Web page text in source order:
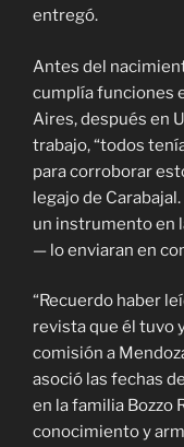
entregó.
Antes del
cumplía funciones
Aires, después en
trabajo, “todos
para corroborar
legajo de
un instrumento en
— lo enviaran en
“Recuerdo haber
revista que él tuvo
comisión a
asoció las fechas
en la familia Bozzo
conocimiento y